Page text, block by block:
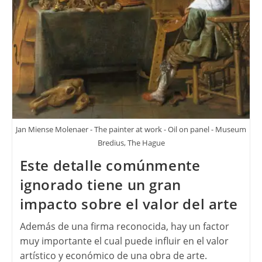
Jan Miense Molenaer - The painter at work - Oil on panel - Museum
Bredius, The Hague
Este detalle comúnmente
ignorado tiene un gran
impacto sobre el valor del arte
Además de una firma reconocida, hay un factor
muy importante el cual puede influir en el valor
artístico y económico de una obra de arte.